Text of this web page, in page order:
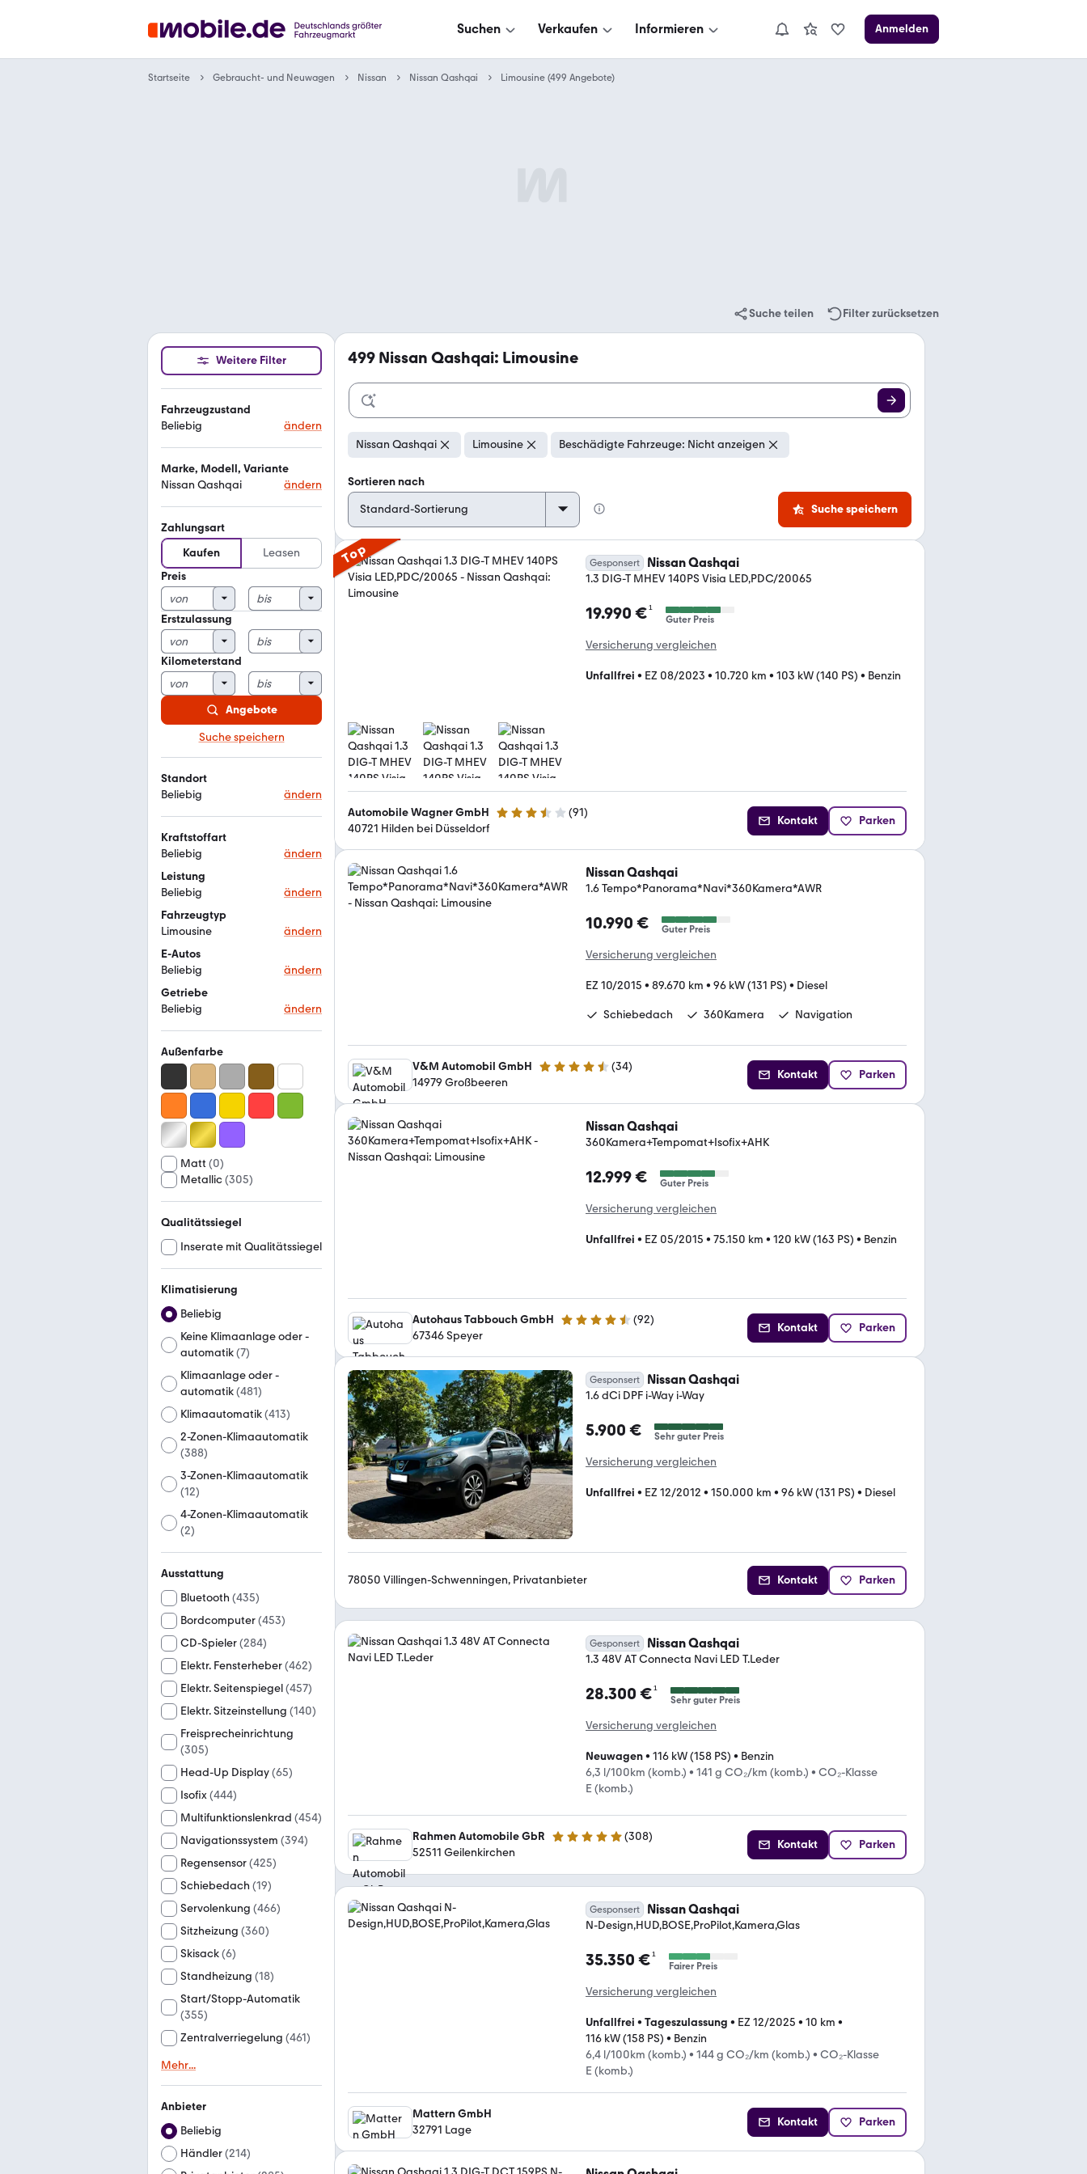
Suchen Verkaufen Informieren Anmelden
Startseite Gebraucht- und Neuwagen Nissan Nissan Qashqai Limousine (499 Angebote)
Suche teilen Filter zurücksetzen
Weitere Filter
Fahrzeugzustand
Beliebig
ändern
Marke, Modell, Variante
Nissan Qashqai
ändern
Zahlungsart
Kaufen
Leasen
Preis
Erstzulassung
Kilometerstand
Angebote
Suche speichern
Standort
Beliebig
ändern
Kraftstoffart
Beliebig
ändern
Leistung
Beliebig
ändern
Fahrzeugtyp
Limousine
ändern
E-Autos
Beliebig
ändern
Getriebe
Beliebig
ändern
Außenfarbe
Matt (0)
Metallic(305)
Qualitätssiegel
Inserate mit Qualitätssiegel
Klimatisierung
Beliebig
Keine Klimaanlage oder -
automatik(7)
Klimaanlage oder -
automatik(481)
Klimaautomatik(413)
2-Zonen-Klimaautomatik
(388)
3-Zonen-Klimaautomatik
(12)
4-Zonen-Klimaautomatik
(2)
Ausstattung
Bluetooth (435)
Bordcomputer(453)
CD-Spieler(284)
Elektr. Fensterheber(462)
Elektr. Seitenspiegel(457)
Elektr. Sitzeinstellung (140)
Freisprecheinrichtung
(305)
Head-Up Display(65)
Isofix(444)
Multifunktionslenkrad (454)
Navigationssystem (394)
Regensensor(425)
Schiebedach (19)
Servolenkung (466)
Sitzheizung (360)
Skisack(6)
Standheizung (18)
Start/Stopp-Automatik
(355)
Zentralverriegelung (461)
Mehr...
Anbieter
Beliebig
Händler(214)
499 Nissan Qashqai: Limousine
Nissan Qashqai Limousine Beschädigte Fahrzeuge: Nicht anzeigen
Sortieren nach
Suche speichern
Top Gesponsert Nissan Qashqai
1.3 DIG-T MHEV 140PS Visia LED,PDC/20065
19.990 €¹
Guter Preis
Versicherung vergleichen
Unfallfrei • EZ 08/2023 • 10.720 km • 103 kW (140 PS) • Benzin
Automobile Wagner GmbH 3.3 Sterne (91)
40721 Hilden bei Düsseldorf
Kontakt Parken
Nissan Qashqai
1.6 Tempo*Panorama*Navi*360Kamera*AWR
10.990 € Guter Preis
Versicherung vergleichen
EZ 10/2015 • 89.670 km • 96 kW (131 PS) • Diesel
Schiebedach 360Kamera Navigation
V&M Automobil GmbH 4.4 Sterne (34)
14979 Großbeeren
Kontakt Parken
Nissan Qashqai
360Kamera+Tempomat+Isofix+AHK
12.999 € Guter Preis
Versicherung vergleichen
Unfallfrei • EZ 05/2015 • 75.150 km • 120 kW (163 PS) • Benzin
Autohaus Tabbouch GmbH 4.3 Sterne (92)
67346 Speyer
Kontakt Parken
Gesponsert Nissan Qashqai
1.6 dCi DPF i-Way i-Way
5.900 € Sehr guter Preis
Versicherung vergleichen
Unfallfrei • EZ 12/2012 • 150.000 km • 96 kW (131 PS) • Diesel
78050 Villingen-Schwenningen, Privatanbieter Kontakt Parken
Gesponsert Nissan Qashqai
1.3 48V AT Connecta Navi LED T.Leder
28.300 €¹
Sehr guter Preis
Versicherung vergleichen
Neuwagen• 116 kW (158 PS) • Benzin
6,3 l/100km (komb.) • 141 g CO₂/km (komb.) • CO₂-Klasse
E (komb.)
Rahmen Automobile GbR 4.9 Sterne (308)
52511 Geilenkirchen
Kontakt Parken
Gesponsert Nissan Qashqai
N-Design,HUD,BOSE,ProPilot,Kamera,Glas
35.350 €¹
Fairer Preis
Versicherung vergleichen
Unfallfrei • Tageszulassung • EZ 12/2025 • 10 km •
116 kW (158 PS) • Benzin
6,4 l/100km (komb.) • 144 g CO₂/km (komb.) • CO₂-Klasse
E (komb.)
Mattern GmbH
32791 Lage
Kontakt Parken